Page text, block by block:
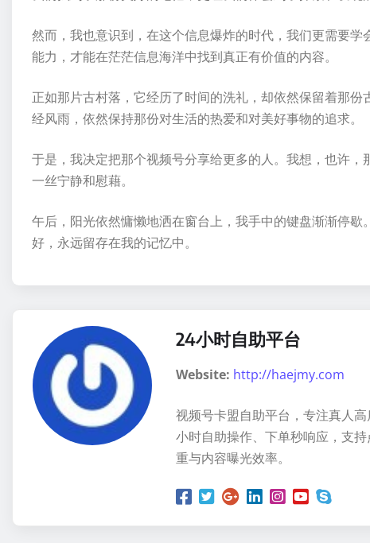
然而，我也意识到，在这个信息爆炸的时代，我们更需要
能力，才能在茫茫信息海洋中找到真正有价值的内容。
正如那片古村落，它经历了时间的洗礼，却依然保留着那
经风雨，依然保持那份对生活的热爱和对美好事物的追求。
于是，我决定把那个视频号分享给更多的人。我想，也许
一丝宁静和慰藉。
午后，阳光依然慵懒地洒在窗台上，我手中的键盘渐渐停
好，永远留存在我的记忆中。
24小时自助平台
Website: http://haejmy.com
视频号卡盟自助平台，专注真人
小时自助操作、下单秒响应，支
重与内容曝光效率。